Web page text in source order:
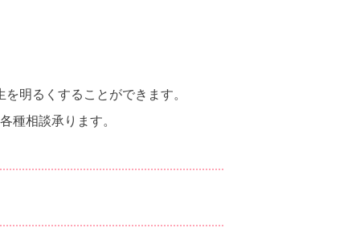
明るくすることができます。
種相談承ります。